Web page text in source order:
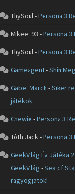
ThySoul-Persona 3
Mikee_93 -Persona 3
ThySoul-Persona 3
Gameagent-Shin
Gabe_March -Siker
játékok
Chewie -Persona 3
Tóth Jack-Persona 3
GeekVilág Év Játéka
GeekVilág -Sea of
ragyogjatok!